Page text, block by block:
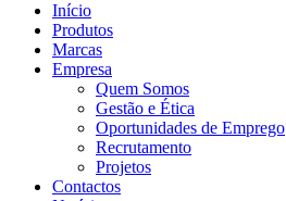
Início
Produtos
Marcas
Empresa
Quem Somos
Gestão e Ética
Oportunidades de Emprego
Recrutamento
Projetos
Contactos